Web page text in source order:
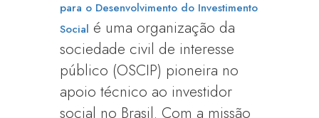
para o Desenvolvimento do Investimento
Social é uma organização da
sociedade civil de interesse
público (OSCIP) pioneira no
apoio técnico ao investidor
social no Brasil. Com a missão